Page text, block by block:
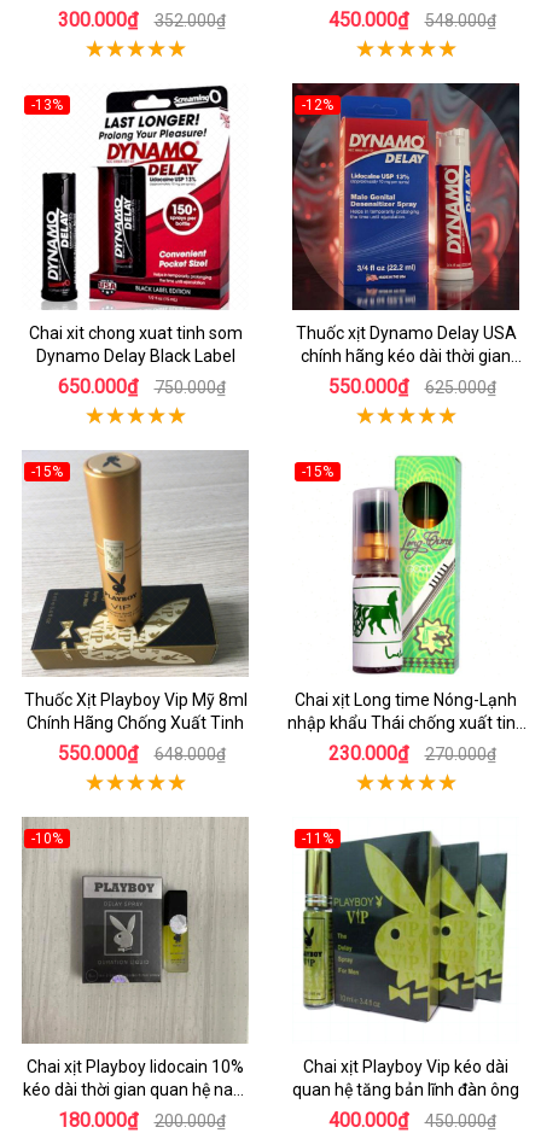
300.000₫ 352.000₫
nhanh
450.000₫ 548.000₫
-13%
Chai xit chong xuat tinh som
Dynamo Delay Black Label
650.000₫ 750.000₫
-12%
Thuốc xịt Dynamo Delay USA
chính hãng kéo dài thời gian
quan hệ
550.000₫ 625.000₫
-15%
Thuốc Xịt Playboy Vip Mỹ 8ml
Chính Hãng Chống Xuất Tinh
550.000₫ 648.000₫
-15%
Chai xịt Long time Nóng-Lạnh
nhập khẩu Thái chống xuất tinh
sớm
230.000₫ 270.000₫
-10%
Chai xịt Playboy lidocain 10%
kéo dài thời gian quan hệ nam
giới
180.000₫ 200.000₫
-11%
Chai xịt Playboy Vip kéo dài
quan hệ tăng bản lĩnh đàn ông
400.000₫ 450.000₫